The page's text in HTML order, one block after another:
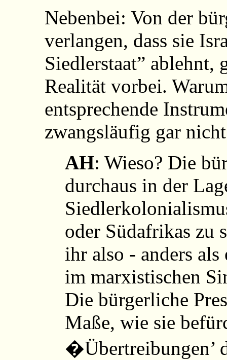
Nebenbei: Von der
verlangen, dass sie
Siedlerstaat” ablehnt,
Realität vorbei.
entsprechende
zwangsläufig gar
AH: Wieso? Die
durchaus in der
oder Südafrikas zu
ihr also - anders
im marxistischen
Die bürgerliche
Maße, wie sie
�Übertreibungen’